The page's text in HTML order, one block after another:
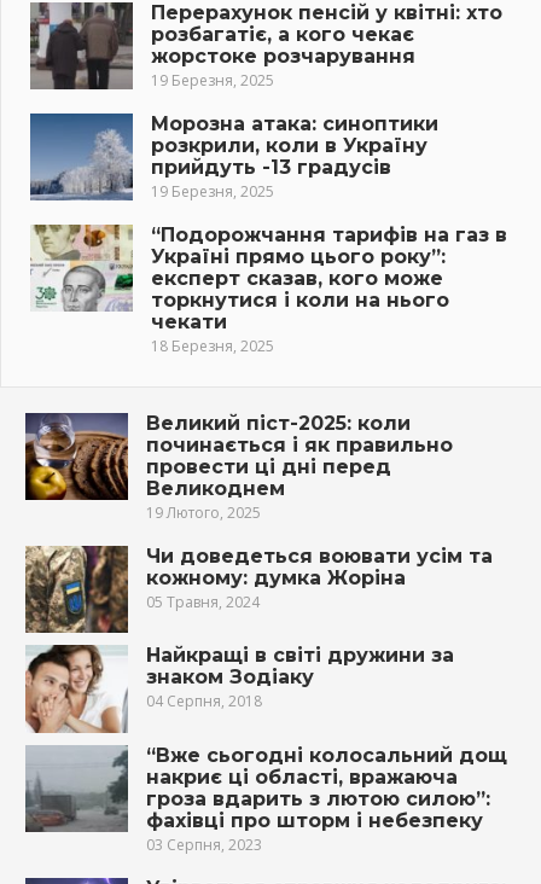
Перерахунок пенсій у квітні: хто
розбагатіє, а кого чекає
жорстоке розчарування
19 Березня, 2025
Морозна атака: синоптики
розкрили, коли в Україну
прийдуть -13 градусів
19 Березня, 2025
“Подорожчання тарифів на газ в
Україні прямо цього року”:
експерт сказав, кого може
торкнутися і коли на нього
чекати
18 Березня, 2025
Великий піст-2025: коли
починається і як правильно
провести ці дні перед
Великоднем
19 Лютого, 2025
Чи доведеться воювати усім та
кожному: думка Жоріна
05 Травня, 2024
Найкращі в світі дружини за
знаком Зодіаку
04 Серпня, 2018
“Вже сьогодні колосальний дощ
накриє ці області, вражаюча
гроза вдарить з лютою силою”:
фахівці про шторм і небезпеку
03 Серпня, 2023